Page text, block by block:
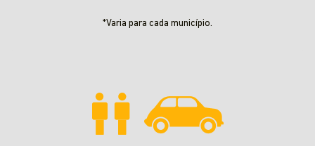
*Varia para cada município.